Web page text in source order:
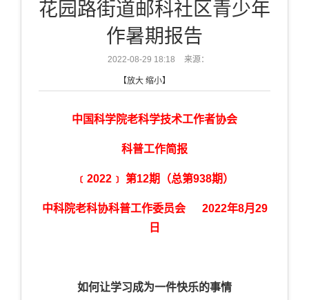
花园路街道邮科社区青少年
作暑期报告
2022-08-29 18:18 来源：
【放大 缩小】
中国科学院老科学技术工作者协会
科普工作简报
﹝2022﹞ 第12期（总第938期）
中科院老科协科普工作委员会 2022年8月29
日
如何让学习成为一件快乐的事情